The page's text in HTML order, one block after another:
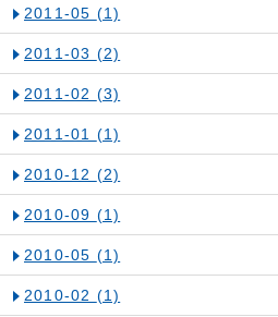
2011-05 (1)
2011-03 (2)
2011-02 (3)
2011-01 (1)
2010-12 (2)
2010-09 (1)
2010-05 (1)
2010-02 (1)